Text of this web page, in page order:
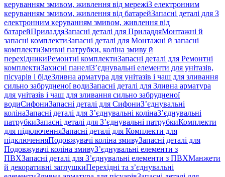
керуванням змивом, живлення від мережіЗ електронним
керуванням змивом, живлення від батарейЗапасні деталі для З
електронним керуванням змивом, живлення від
батарейПриладдяЗапасні деталі для ПриладдяМонтажні й
запасні комплектиЗапасні деталі для Монтажні й запасні
комплектиЗмивні патрубки, коліна змиву й
перехідникиРемонтні комплектиЗапасні деталі для Ремонтні
комплектиЗахисні панеліЗ’єднувальні елементи для унітазів,
пісуарів і бідеЗливна арматура для унітазів і чаш для зливання
сильно забрудненої водиЗапасні деталі для Зливна арматура
для унітазів і чаш для зливання сильно забрудненої
водиСифониЗапасні деталі для СифониЗ’єднувальні
колінаЗапасні деталі для З’єднувальні колінаЗ’єднувальні
патрубкиЗапасні деталі для З’єднувальні патрубкиКомплекти
для підключенняЗапасні деталі для Комплекти для
підключенняПодовжувачі коліна змивуЗапасні деталі для
Подовжувачі коліна змивуЗ’єднувальні елементи з
ПВХЗапасні деталі для З’єднувальні елементи з ПВХМанжети
й декоративні заглушкиПерехідні та з’єднувальні